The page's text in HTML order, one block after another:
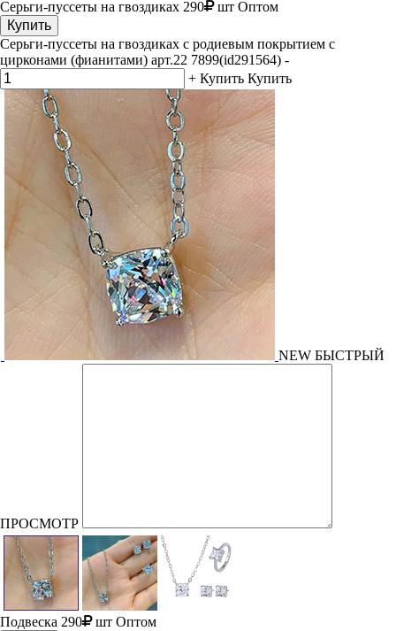
Серьги-пуссеты на гвоздиках 290 шт Оптом
Купить
Серьги-пуссеты на гвоздиках с родиевым покрытием с
цирконами (фианитами) арт.22 7899(id291564) -
+ Купить Купить
NEW БЫСТРЫЙ
ПРОСМОТР
Подвеска 290 шт Оптом